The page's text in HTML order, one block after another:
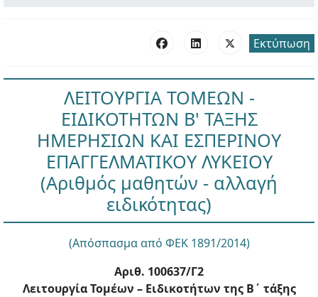
Εκτύπωση
ΛΕΙΤΟΥΡΓΙΑ ΤΟΜΕΩΝ -
ΕΙΔΙΚΟΤΗΤΩΝ Β' ΤΑΞΗΣ
ΗΜΕΡΗΣΙΩΝ ΚΑΙ ΕΣΠΕΡΙΝΟΥ
ΕΠΑΓΓΕΛΜΑΤΙΚΟΥ ΛΥΚΕΙΟΥ
(Αριθμός μαθητών - αλλαγή
ειδικότητας)
(Απόσπασμα από ΦΕΚ 1891/2014)
Αριθ. 100637/Γ2
Λειτουργία Τομέων – Ειδικοτήτων της Β΄ τάξης